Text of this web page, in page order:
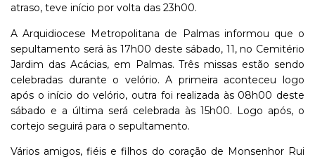
atraso, teve início por volta das 23h00.
A Arquidiocese Metropolitana de Palmas informou que o
sepultamento será às 17h00 deste sábado, 11, no Cemitério
Jardim das Acácias, em Palmas. Três missas estão sendo
celebradas durante o velório. A primeira aconteceu logo
após o início do velório, outra foi realizada às 08h00 deste
sábado e a última será celebrada às 15h00. Logo após, o
cortejo seguirá para o sepultamento.
Vários amigos, fiéis e filhos do coração de Monsenhor Rui